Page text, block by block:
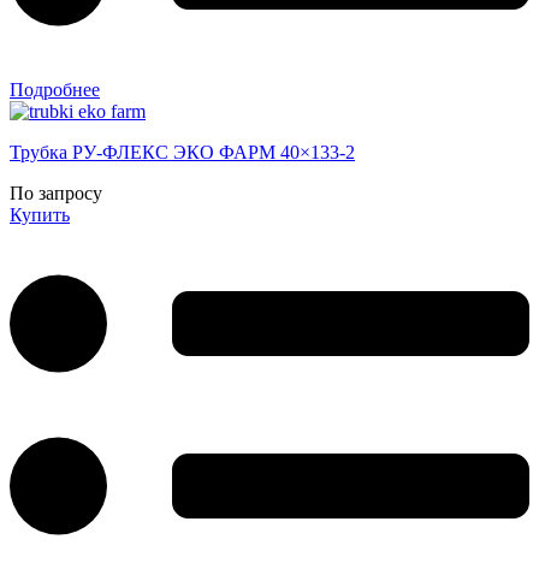
Подробнее
Трубка РУ-ФЛЕКС ЭКО ФАРМ 40×133-2
По запросу
Купить